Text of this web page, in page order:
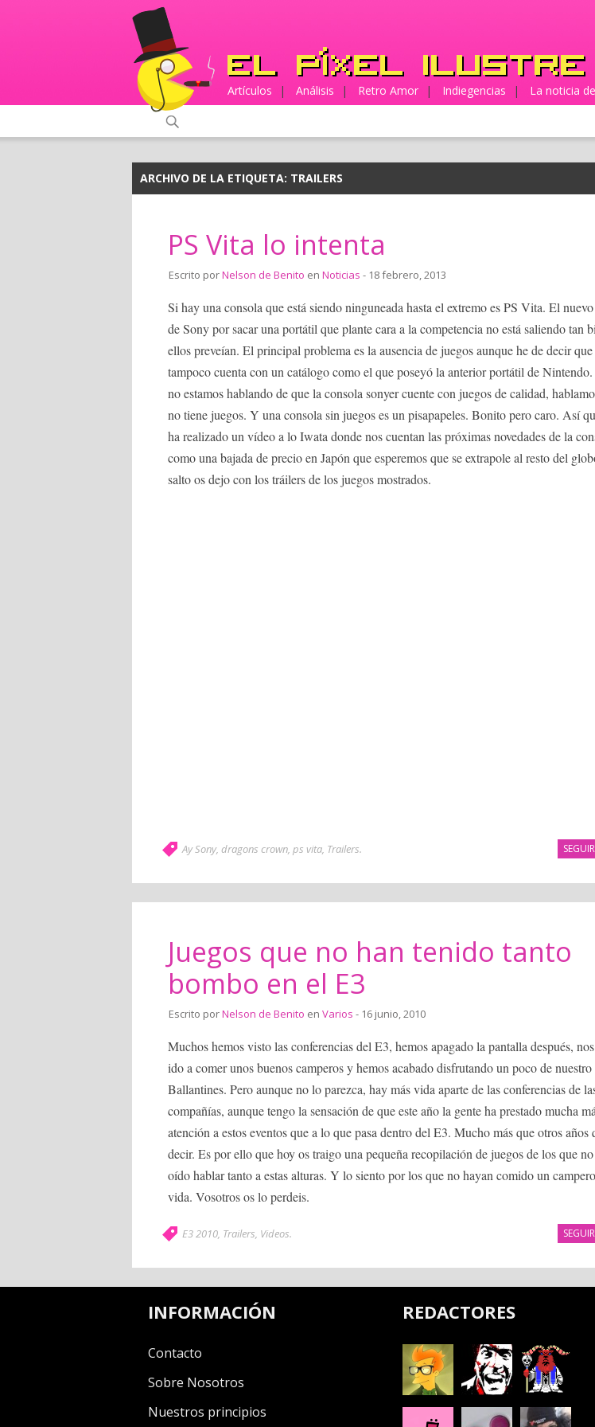
Artículos | Análisis | Retro Amor | Indiegencias | La noticia
ARCHIVO DE LA ETIQUETA: TRAILERS
PS Vita lo intenta
Escrito porNelson de Benito en Noticias - 18 febrero, 2013
Si hay una consola que está siendo ninguneada hasta el extremo es PS Vita. El
de Sony por sacar una portátil que plante cara a la competencia no está saliendo tan
ellos preveían. El principal problema es la ausencia de juegos aunque he de decir
tampoco cuenta con un catálogo como el que poseyó la anterior portátil de Nintendo.
no estamos hablando de que la consola sonyer cuente con juegos de calidad,
no tiene juegos. Y una consola sin juegos es un pisapapeles. Bonito pero caro. Así
ha realizado un vídeo a lo Iwata donde nos cuentan las próximas novedades de la
como una bajada de precio en Japón que esperemos que se extrapole al resto del
salto os dejo con los tráilers de los juegos mostrados.
Ay Sony, dragons crown, ps vita, Trailers.
Juegos que no han tenido tanto
bombo en el E3
Escrito porNelson de Benito en Varios - 16 junio, 2010
Muchos hemos visto las conferencias del E3, hemos apagado la pantalla después,
ido a comer unos buenos camperos y hemos acabado disfrutando un poco de
Ballantines. Pero aunque no lo parezca, hay más vida aparte de las conferencias de
compañías, aunque tengo la sensación de que este año la gente ha prestado mucha
atención a estos eventos que a lo que pasa dentro del E3. Mucho más que otros años
decir. Es por ello que hoy os traigo una pequeña recopilación de juegos de los que
oído hablar tanto a estas alturas. Y lo siento por los que no hayan comido un
vida. Vosotros os lo perdeis.
E3 2010, Trailers, Videos.
INFORMACIÓN
Contacto
Sobre Nosotros
Nuestros principios
REDACTORES